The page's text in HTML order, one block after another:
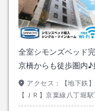
全室シモンズベッド
京橋からも徒歩圏内♪
アクセス：
【地下鉄
【ＪＲ】京葉線八丁堀